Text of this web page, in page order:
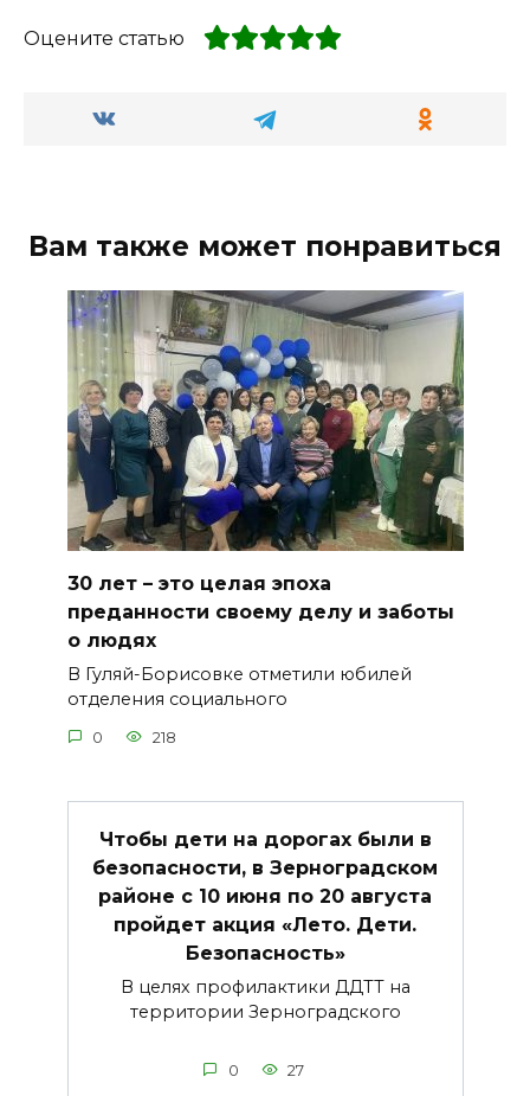
Оцените статью
Вам также может понравиться
30 лет – это целая эпоха
преданности своему делу и заботы
о людях
В Гуляй-Борисовке отметили юбилей
отделения социального
0 218
Чтобы дети на дорогах были в
безопасности, в Зерноградском
районе с 10 июня по 20 августа
пройдет акция «Лето. Дети.
Безопасность»
В целях профилактики ДДТТ на
территории Зерноградского
0 27